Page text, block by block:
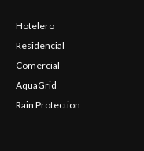
Hotelero
Residencial
Comercial
AquaGrid
Rain Protection